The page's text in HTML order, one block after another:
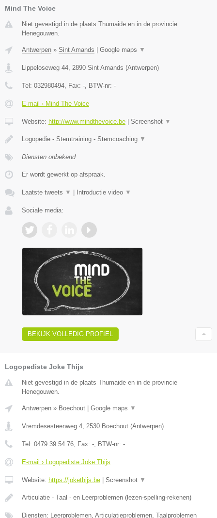
Mind The Voice
Niet gevestigd in de plaats Thumaide en in de provincie
Henegouwen.
Antwerpen » Sint Amands Google maps ▼
Lippeloseweg 44, 2890 Sint Amands (Antwerpen)
Tel: 032980494, Fax: -, BTW-nr: -
E-mail › Mind The Voice
Website: http://www.mindthevoice.be Screenshot ▼
Logopedie - Stemtraining - Stemcoaching ▼
Diensten onbekend
Er wordt gewerkt op afspraak.
Laatste tweets ▼ Introductie video ▼
Sociale media:
BEKIJK VOLLEDIG PROFIEL
Logopediste Joke Thijs
Niet gevestigd in de plaats Thumaide en in de provincie
Henegouwen.
Antwerpen » Boechout Google maps ▼
Vremdesesteenweg 4 2530 Boechout (Antwerpen)
Tel: 0479 39 54 76 , Fax: - , BTW-nr: -
E-mail › Logopediste Joke Thijs
Website: https://jokethijs.be Screenshot ▼
Articulatie - Taal - en Leerproblemen (lezen-spelling-rekenen)
Diensten: Leerproblemen, Articulatieproblemen, Taalproblemen